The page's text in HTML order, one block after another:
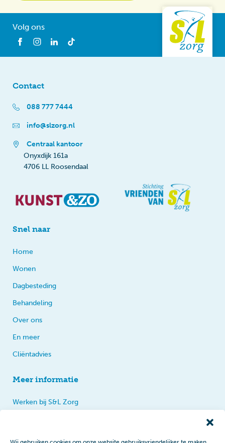
Volg ons
Contact
088 777 7444
info@slzorg.nl
Centraal kantoor
Onyxdijk 161a
4706 LL Roosendaal
Snel naar
Home
Wonen
Dagbesteding
Behandeling
Over ons
En meer
Cliëntadvies
Meer informatie
Werken bij S&L Zorg